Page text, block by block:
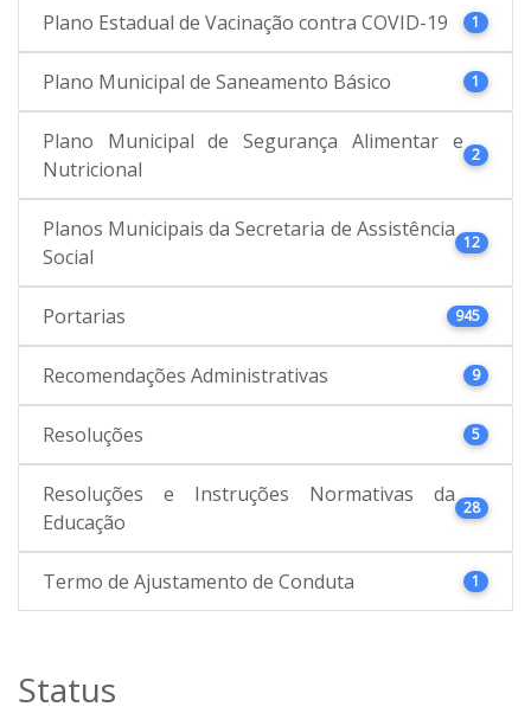
Plano Estadual de Vacinação contra COVID-19 1
Plano Municipal de Saneamento Básico 1
Plano Municipal de Segurança Alimentar e
Nutricional
2
Planos Municipais da Secretaria de Assistência
Social
12
Portarias 945
Recomendações Administrativas 9
Resoluções 5
Resoluções e Instruções Normativas da
Educação
28
Termo de Ajustamento de Conduta 1
Status